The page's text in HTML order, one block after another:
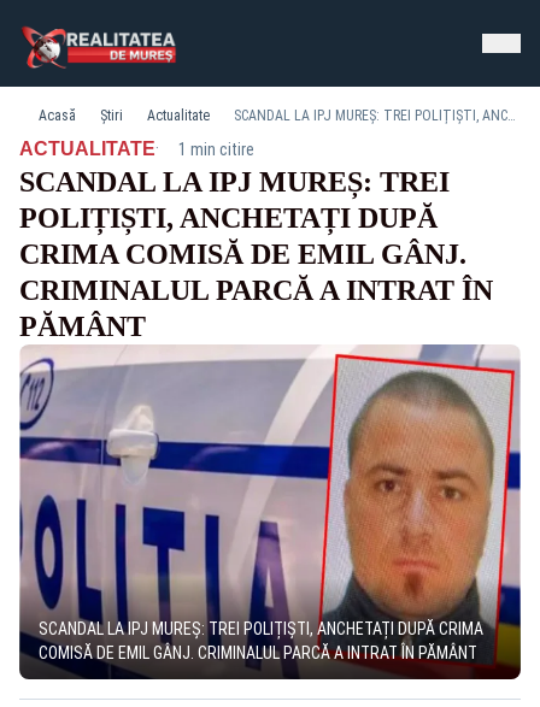
Acasă Știri Actualitate SCANDAL LA IPJ MUREȘ: TREI POLIȚIȘTI, ANCHETAȚI DUPĂ CRIMA COMISĂ DE EMIL GÂNJ. CRIMINALUL PARCĂ A INTRAT ÎN PĂMÂNT
ACTUALITATE· 1 min citire
SCANDAL LA IPJ MUREȘ: TREI
POLIȚIȘTI, ANCHETAȚI DUPĂ
CRIMA COMISĂ DE EMIL GÂNJ.
CRIMINALUL PARCĂ A INTRAT ÎN
PĂMÂNT
SCANDAL LA IPJ MUREȘ: TREI POLIȚIȘTI, ANCHETAȚI DUPĂ CRIMA
COMISĂ DE EMIL GÂNJ. CRIMINALUL PARCĂ A INTRAT ÎN PĂMÂNT